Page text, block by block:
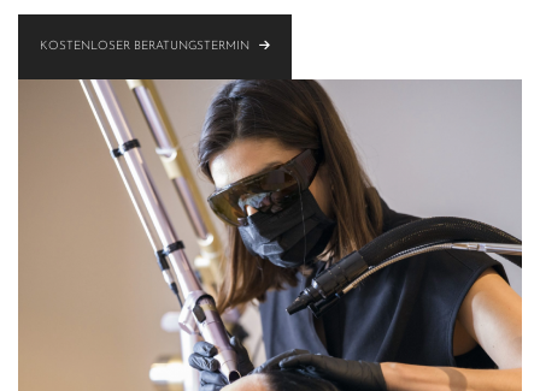
KOSTENLOSER BERATUNGSTERMIN